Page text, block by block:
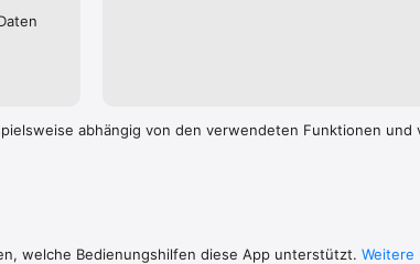
abhängig von den verwendeten Funktionen und
welche Bedienungshilfen diese App unterstützt. Weitere